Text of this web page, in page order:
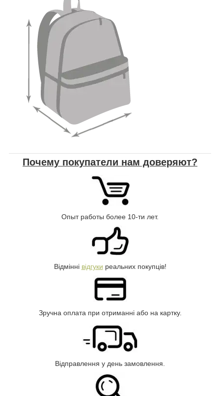
Почему покупатели нам доверяют?
Опыт работы более 10-ти лет.
Відмінні відгуки реальних покупців!
Зручна оплата при отриманні або на картку.
Відправлення у день замовлення.